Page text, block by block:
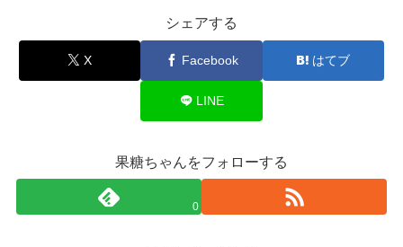
シェアする
X Facebook はてブ
LINE
果糖ちゃんをフォローする
0